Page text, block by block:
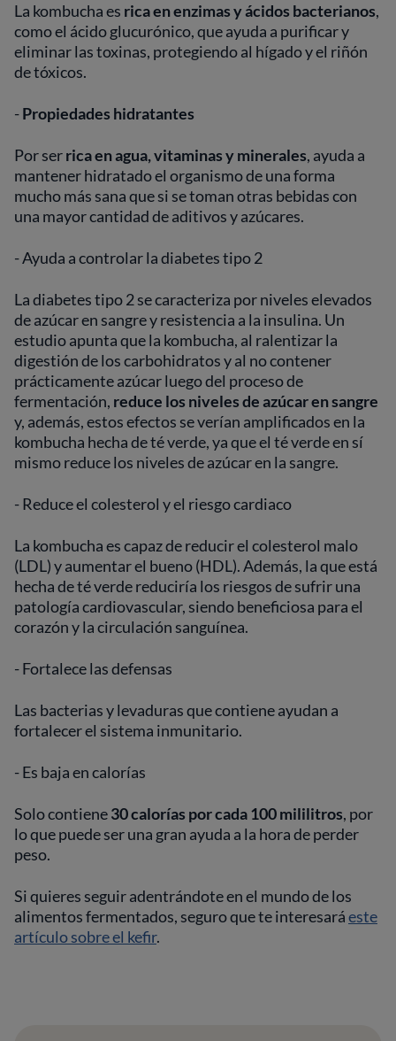
La kombucha es rica en enzimas y ácidos bacterianos,
como el ácido glucurónico, que ayuda a purificar y
eliminar las toxinas, protegiendo al hígado y el riñón
de tóxicos.
-Propiedades hidratantes
Por serrica en agua, vitaminas y minerales, ayuda a
mantener hidratado el organismo de una forma
mucho más sana que si se toman otras bebidas con
una mayor cantidad de aditivos y azúcares.
- Ayuda a controlar la diabetes tipo 2
La diabetes tipo 2 se caracteriza por niveles elevados
de azúcar en sangre y resistencia a la insulina. Un
estudio apunta que la kombucha, al ralentizar la
digestión de los carbohidratos y al no contener
prácticamente azúcar luego del proceso de
fermentación, reduce los niveles de azúcar en sangre
y, además, estos efectos se verían amplificados en la
kombucha hecha de té verde, ya que el té verde en sí
mismo reduce los niveles de azúcar en la sangre.
- Reduce el colesterol y el riesgo cardiaco
La kombucha es capaz de reducir el colesterol malo
(LDL) y aumentar el bueno (HDL). Además, la que está
hecha de té verde reduciría los riesgos de sufrir una
patología cardiovascular, siendo beneficiosa para el
corazón y la circulación sanguínea.
- Fortalece las defensas
Las bacterias y levaduras que contiene ayudan a
fortalecer el sistema inmunitario.
- Es baja en calorías
Solo contiene30 calorías por cada 100 mililitros, por
lo que puede ser una gran ayuda a la hora de perder
peso.
Si quieres seguir adentrándote en el mundo de los
alimentos fermentados, seguro que te interesaráeste
artículo sobre el kefir.